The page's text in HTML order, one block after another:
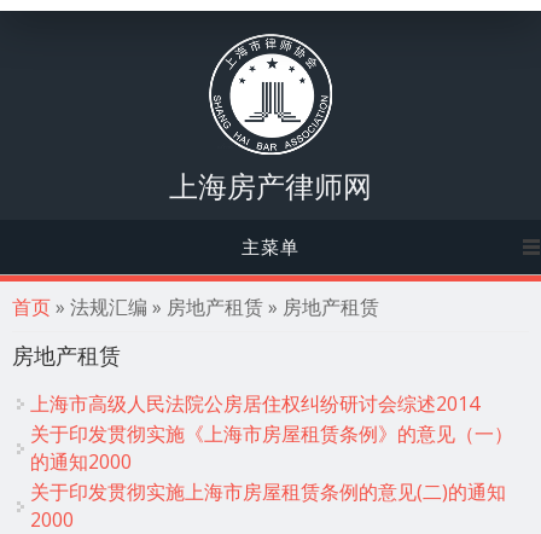
上海房产律师网
主菜单
你在这里
首页» 法规汇编 » 房地产租赁 » 房地产租赁
房地产租赁
上海市高级人民法院公房居住权纠纷研讨会综述2014
关于印发贯彻实施《上海市房屋租赁条例》的意见（一）
的通知2000
关于印发贯彻实施上海市房屋租赁条例的意见(二)的通知
2000